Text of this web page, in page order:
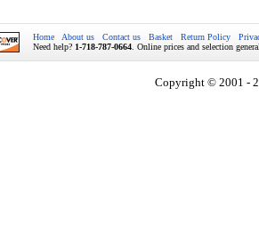
Home About us Contact us Basket Return Policy
Need help? 1-718-787-0664 . Online prices and selection
Copyright © 2001 -